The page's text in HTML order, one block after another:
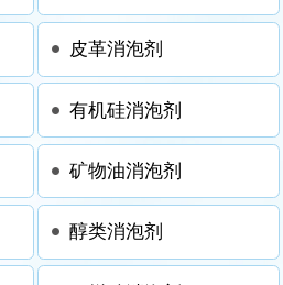
皮革消泡剂
有机硅消泡剂
矿物油消泡剂
醇类消泡剂